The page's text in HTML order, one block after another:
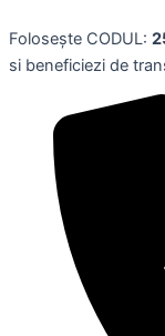
to
content
Folosește CODUL:
si beneficiezi de